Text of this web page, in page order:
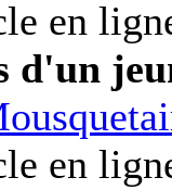
en
d'un
en